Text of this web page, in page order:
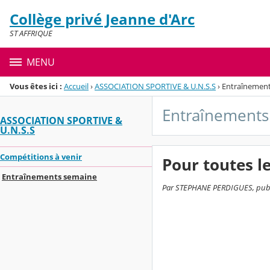
Menu de la rubrique
Contenu
Collège privé Jeanne d'Arc
ST AFFRIQUE
MENU
Vous êtes ici : Accueil›ASSOCIATION SPORTIVE & U.N.S.S›
ASSOCIATION SPORTIVE &
U.N.S.S
Compétitions à venir
Entraînements semaine
Pour toutes
Par STEPHANE PERDIGUES,